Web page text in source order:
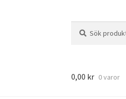
efter:
0,00 kr 0 varor